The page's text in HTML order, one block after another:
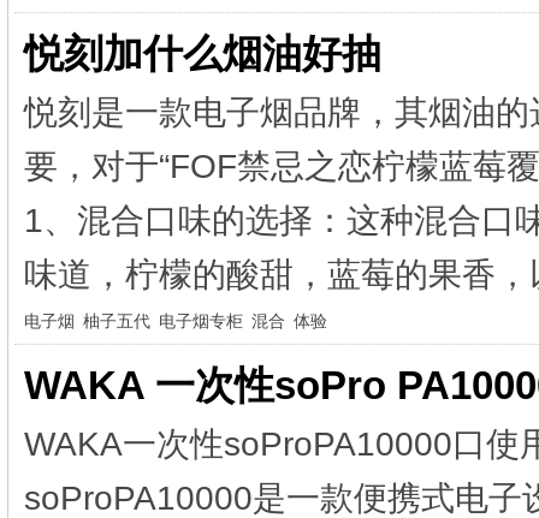
悦刻加什么烟油好抽
悦刻是一款电子烟品牌，其烟油
要，对于“FOF禁忌之恋柠檬蓝莓
1、混合口味的选择：这种混合口
味道，柠檬的酸甜，蓝莓的果香
电子烟 柚子五代 电子烟专柜 混合 体验
WAKA 一次性soPro
WAKA一次性soProPA10000口使
soProPA10000是一款便携式电